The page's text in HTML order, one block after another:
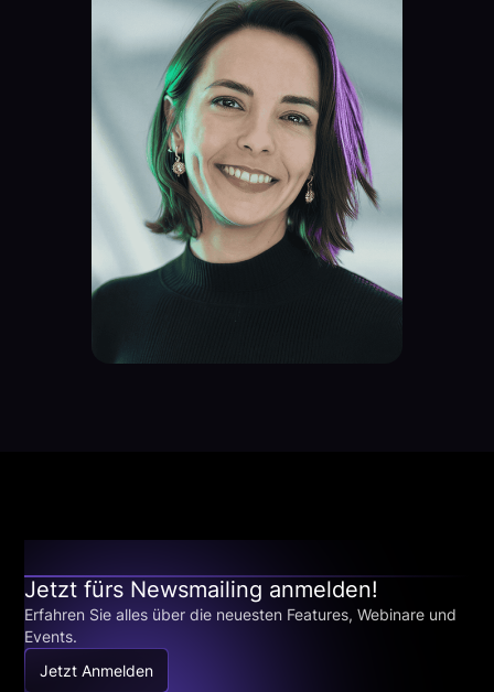
Jetzt fürs Newsmailing anmelden!
Erfahren Sie alles über die neuesten Features, Webinare und
Events.
Jetzt Anmelden